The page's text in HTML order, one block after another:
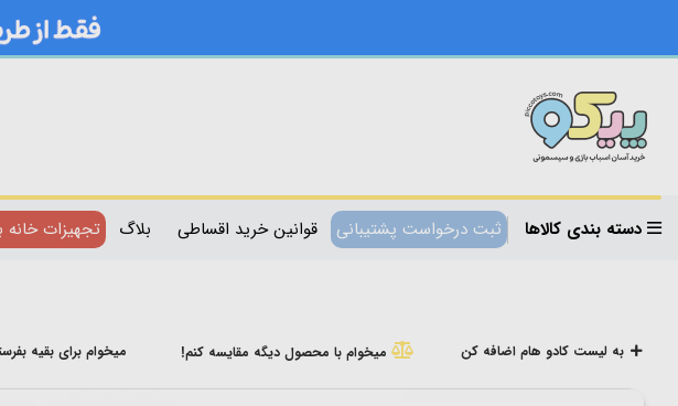
دسته بندی کالاها ثبت درخواست پشتیبانی قوانین خرید اقساطی بلاگ تجهیزات خانه
به لیست کادو هام اضافه کن میخوام با محصول دیگه مقایسه کنم! میخوام برای بقیه